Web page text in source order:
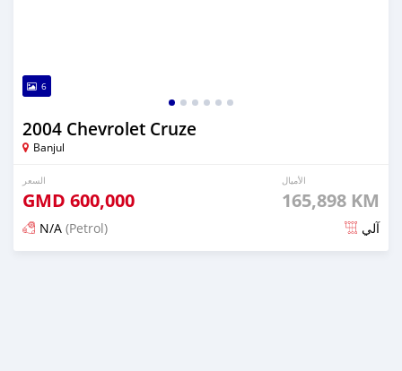
6
2004 Chevrolet Cruze
Banjul
السعر
GMD 600,000
الأميال
165,898 KM
N/A (Petrol) آلي